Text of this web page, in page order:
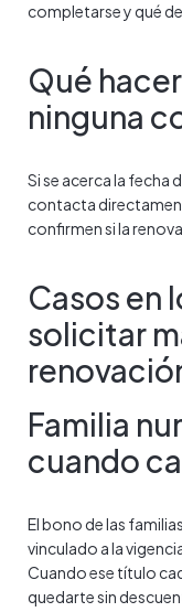
completarse y qué
Qué
ninguna
Si se acerca la fecha
contacta
confirmen si la
Casos en
solicitar
Familia
cuando
El bono de las
vinculado a la
Cuando ese título
quedarte sin